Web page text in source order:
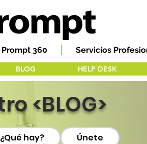
Prompt 360 Servicios
HELP DESK
BLOG
<BLOG>
¿Qué hay? Únete